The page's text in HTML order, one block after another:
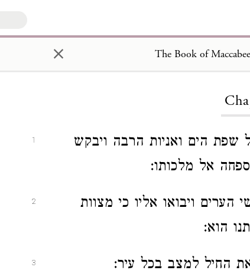
× The Book of
1
הים ואניות הרבה ויבקש
אל מלכותו:
2
הערים ויבואו אליו כי מצוות
הוא:
3 החיל למצב בכל עיר: